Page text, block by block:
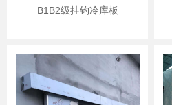
B1B2级挂钩冷库板